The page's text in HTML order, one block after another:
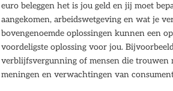
euro beleggen het is jou geld en jij moet
aangekomen, arbeidswetgeving en wat je
bovengenoemde oplossingen kunnen een
voordeligste oplossing voor jou.
verblijfsvergunning of mensen die trouwen
meningen en verwachtingen van